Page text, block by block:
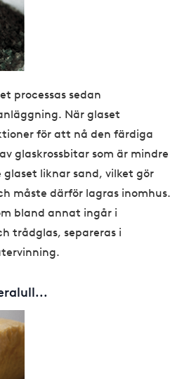
processas sedan
När glaset
för att nå den färdiga
glaskrossbitar som är mindre
glaset liknar sand, vilket gör
måste därför lagras inomhus.
bland annat ingår i
trådglas, separeras i